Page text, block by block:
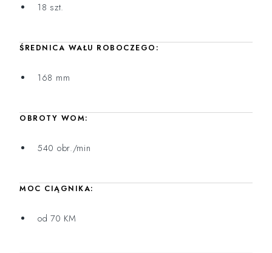
18 szt.
ŚREDNICA WAŁU ROBOCZEGO:
168 mm
OBROTY WOM:
540 obr./min
MOC CIĄGNIKA:
od 70 KM